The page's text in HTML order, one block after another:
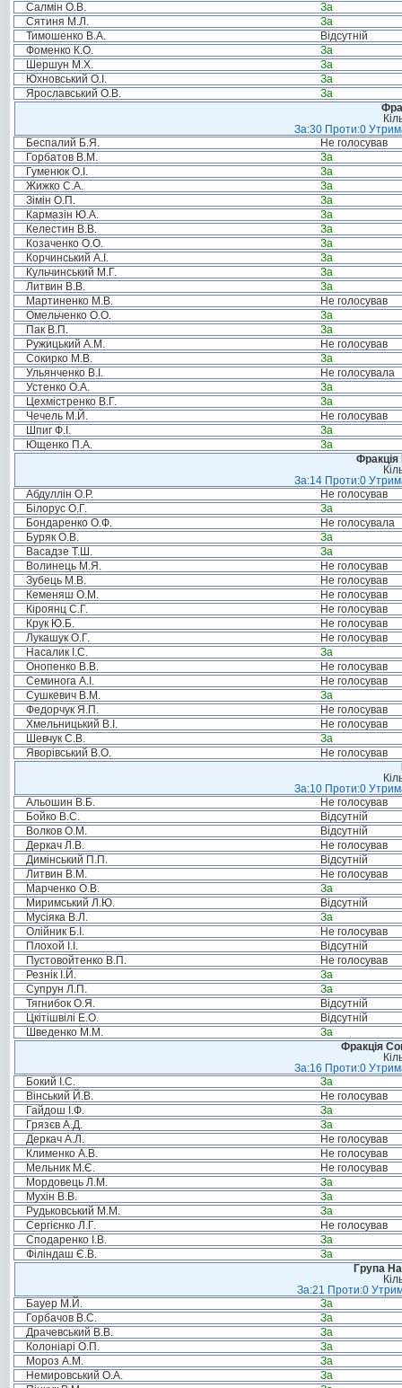
Салмін О.В.
За
Сятиня М.Л.
За
Тимошенко В.А.
Відсутній
Фоменко К.О.
За
Шершун М.Х.
За
Юхновський О.І.
За
Ярославський О.В.
За
За:30 Проти:0
Беспалий Б.Я.
Не голосував
Горбатов В.М.
За
Гуменюк О.І.
За
Жижко С.А.
За
Зімін О.П.
За
Кармазін Ю.А.
За
Келестин В.В.
За
Козаченко О.О.
За
Корчинський А.І.
За
Кульчинський М.Г.
За
Литвин В.В.
За
Мартиненко М.В.
Не голосував
Омельченко О.О.
За
Пак В.П.
За
Ружицький А.М.
Не голосував
Сокирко М.В.
За
Ульянченко В.І.
Не голосувала
Устенко О.А.
За
Цехмістренко В.Г.
За
Чечель М.Й.
Не голосував
Шпиг Ф.І.
За
Ющенко П.А.
За
За:14 Проти:0
Абдуллін О.Р.
Не голосував
Білорус О.Г.
За
Бондаренко О.Ф.
Не голосувала
Буряк О.В.
За
Васадзе Т.Ш.
За
Волинець М.Я.
Не голосував
Зубець М.В.
Не голосував
Кеменяш О.М.
Не голосував
Кіроянц С.Г.
Не голосував
Крук Ю.Б.
Не голосував
Лукашук О.Г.
Не голосував
Насалик І.С.
За
Онопенко В.В.
Не голосував
Семинога А.І.
Не голосував
Сушкевич В.М.
За
Федорчук Я.П.
Не голосував
Хмельницький В.І.
Не голосував
Шевчук С.В.
За
Яворівський В.О.
Не голосував
За:10 Проти:0
Альошин В.Б.
Не голосував
Бойко В.С.
Відсутній
Волков О.М.
Відсутній
Деркач Л.В.
Не голосував
Димінський П.П.
Відсутній
Литвин В.М.
Не голосував
Марченко О.В.
За
Миримський Л.Ю.
Відсутній
Мусіяка В.Л.
За
Олійник Б.І.
Не голосував
Плохой І.І.
Відсутній
Пустовойтенко В.П.
Не голосував
Резнік І.Й.
За
Супрун Л.П.
За
Тягнибок О.Я.
Відсутній
Цкітішвілі Е.О.
Відсутній
Шведенко М.М.
За
Фракція
За:16 Проти:0
Бокий І.С.
За
Вінський Й.В.
Не голосував
Гайдош І.Ф.
За
Грязєв А.Д.
За
Деркач А.Л.
Не голосував
Клименко А.В.
Не голосував
Мельник М.Є.
Не голосував
Мордовець Л.М.
За
Мухін В.В.
За
Рудьковський М.М.
За
Сергієнко Л.Г.
Не голосував
Сподаренко І.В.
За
Філіндаш Є.В.
За
Група
За:21 Проти:0
Бауер М.Й.
За
Горбачов В.С.
За
Драчевський В.В.
За
Колоніарі О.П.
За
Мороз А.М.
За
Немировський О.А.
За